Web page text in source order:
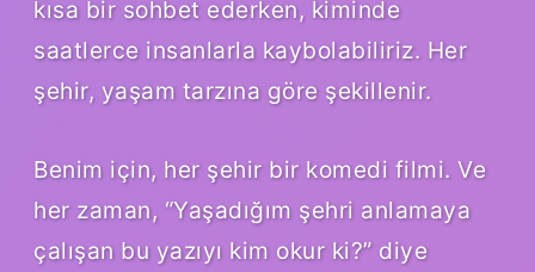
kısa bir sohbet ederken, kiminde
saatlerce insanlarla kaybolabiliriz. Her
şehir, yaşam tarzına göre şekillenir.
Benim için, her şehir bir komedi filmi. Ve
her zaman, “Yaşadığım şehri anlamaya
çalışan bu yazıyı kim okur ki?” diye